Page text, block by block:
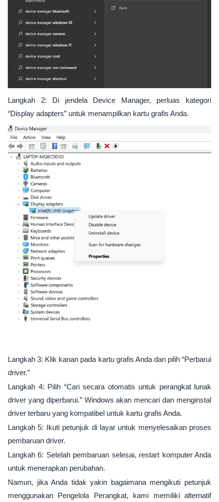
Langkah 2: Di jendela Device Manager, perluas kategori
“Display adapters” untuk menampilkan kartu grafis Anda.
Langkah 3: Klik kanan pada kartu grafis Anda dan pilih “Perbarui
driver.”
Langkah 4: Pilih “Cari secara otomatis untuk perangkat lunak
driver yang diperbarui.” Windows akan mencari dan menginstal
driver terbaru yang kompatibel untuk kartu grafis Anda.
Langkah 5: Ikuti petunjuk di layar untuk menyelesaikan proses
pembaruan driver.
Langkah 6: Setelah pembaruan selesai, restart komputer Anda
untuk menerapkan perubahan.
Namun, jika Anda tidak yakin bagaimana mengikuti petunjuk
menggunakan Pengelola Perangkat, kami memiliki alternatif